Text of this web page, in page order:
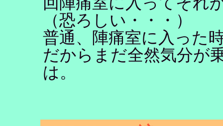
（恐ろしい・・・）
普通、陣痛室に入った
だからまだ全然気分が
は。